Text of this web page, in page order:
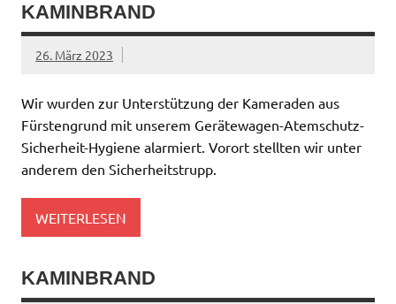
KAMINBRAND
26. März 2023
Wir wurden zur Unterstützung der Kameraden aus
Fürstengrund mit unserem Gerätewagen-Atemschutz-
Sicherheit-Hygiene alarmiert. Vorort stellten wir unter
anderem den Sicherheitstrupp.
WEITERLESEN
KAMINBRAND